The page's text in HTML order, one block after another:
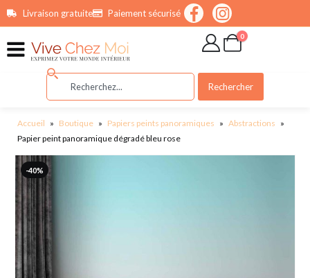
principalLivraison gratuite Paiement sécurisé
0
Rechercher
Accueil » Boutique » Papiers peints panoramiques » Abstractions »
Papier peint panoramique dégradé bleu rose
-40%